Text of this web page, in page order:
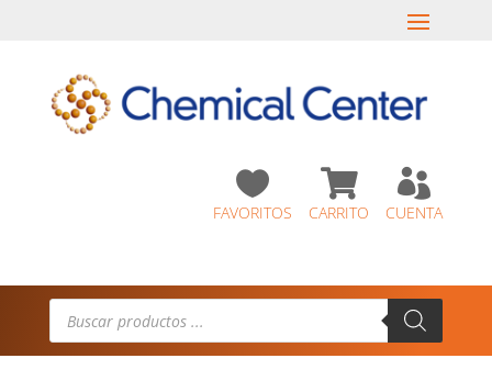

CUENTA

CARRITO

FAVORITOS
Búsqueda
productos